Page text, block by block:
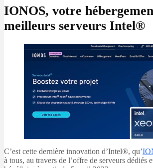
IONOS, votre
meilleurs serveurs Intel®
C’est cette dernière innovation d’Intel®, qu’
à tous, au travers de l’offre de serveurs dédiés